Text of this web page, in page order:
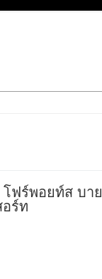
โฟร์พอยท์ส บาย
ร์ท